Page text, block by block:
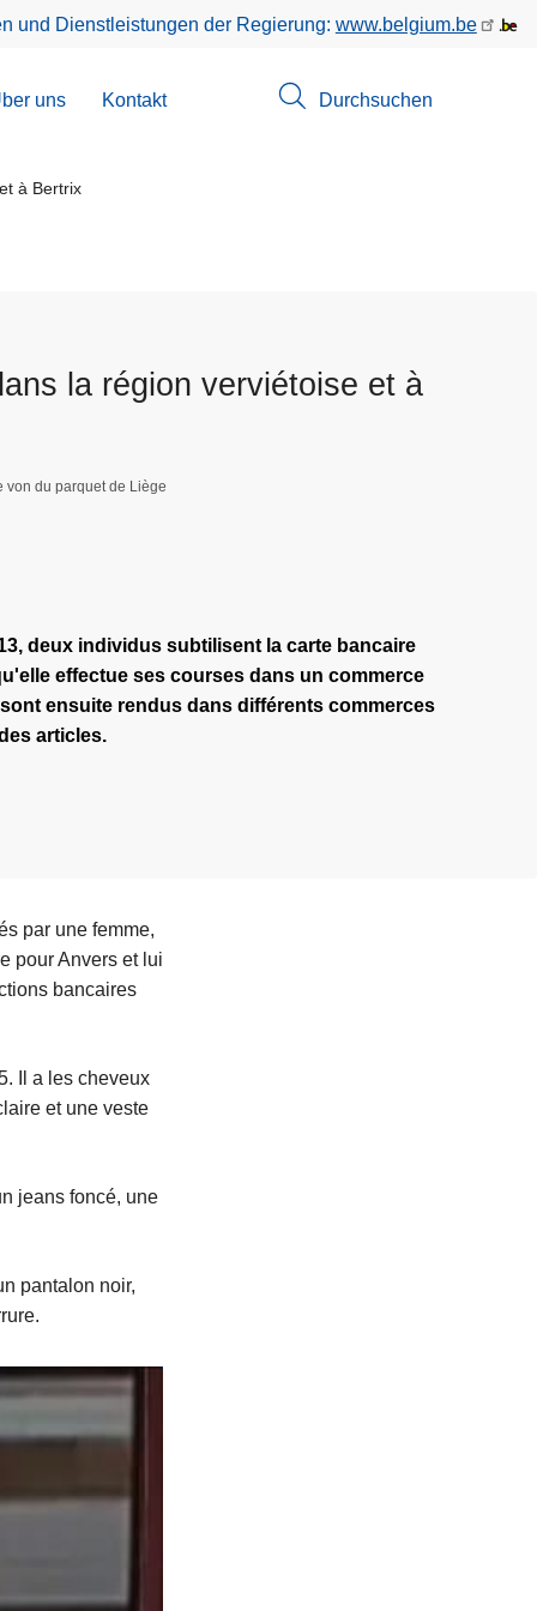
und Dienstleistungen der Regierung: www.belgium.be
uns Kontakt Durchsuchen
à Bertrix
la région verviétoise et à
von du parquet de Liège
deux individus subtilisent la carte bancaire
effectue ses courses dans un commerce
ensuite rendus dans différents commerces
articles.
par une femme,
pour Anvers et lui
bancaires
Il a les cheveux
et une veste
jeans foncé, une
pantalon noir,